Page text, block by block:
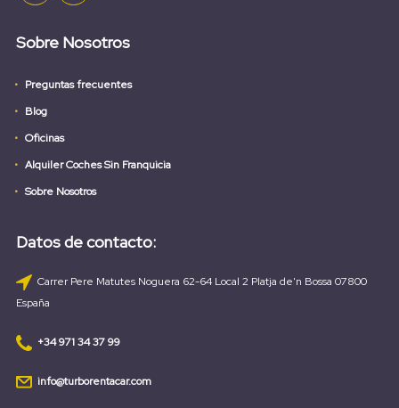
Sobre Nosotros
Preguntas frecuentes
Blog
Oficinas
Alquiler Coches Sin Franquicia
Sobre Nosotros
Datos de contacto:
Carrer Pere Matutes Noguera 62-64 Local 2 Platja de'n Bossa 07800
España
+34 971 34 37 99
info@turborentacar.com